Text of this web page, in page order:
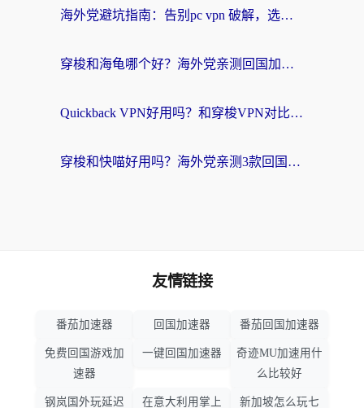
海外党避坑指南：告别pc vpn 破解，选对回国加速器轻松访问国内资源
穿梭和海龟哪个好？海外党亲测回国加速器，附电脑免费VPN推荐
Quickback VPN好用吗？和穿梭VPN对比哪个回国效果更好？海外党必看的真实测评与选择指南
穿梭和快喵好用吗？海外党亲测3款回国加速器，附日本回国VPN避坑指南
友情链接
番茄加速器 回国加速器 番茄回国加速器
免费回国游戏加
速器
一键回国加速器
奇迹MU加速用什
么比较好
钢岚国外玩延迟 在意大利用掌上 新加坡怎么玩七